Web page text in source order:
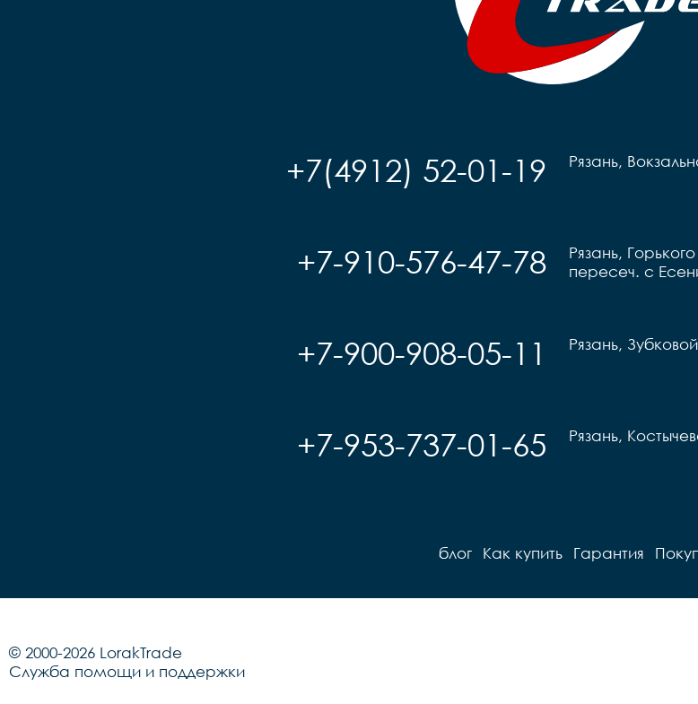
Рязань,
+7(4912) 52-01-19
Рязань,
пересеч. с
+7-910-576-47-78
Рязань,
+7-900-908-05-11
Рязань,
+7-953-737-01-65
блог Как купить Гарантия
© 2000-2026 LorakTrade
Служба помощи и поддержки